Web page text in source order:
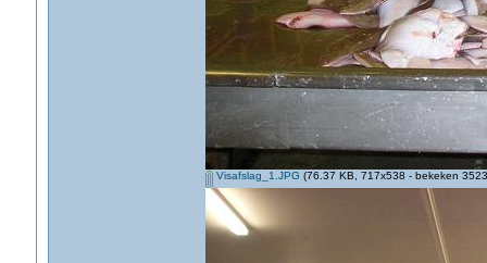
Visafslag_1.JPG (76.37 KB, 717x538 - bekeken